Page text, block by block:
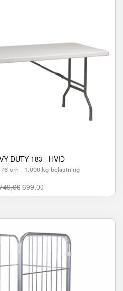
DUTY 183 - HVID
cm - 1.090 kg belastning
699,00